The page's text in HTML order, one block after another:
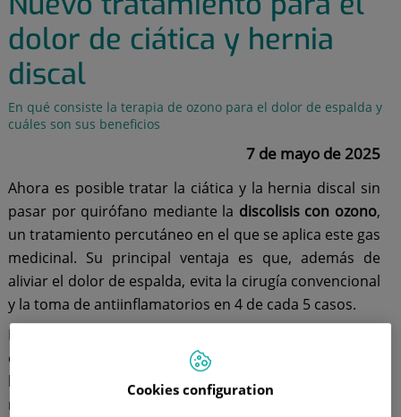
dolor de ciática y hernia
discal
En qué consiste la terapia de ozono para el dolor de espalda y
cuáles son sus beneficios
7 de mayo de 2025
Ahora es posible tratar la ciática y la hernia discal sin
pasar por quirófano mediante la discolisis con ozono,
un tratamiento percutáneo en el que se aplica este gas
medicinal. Su principal ventaja es que, además de
aliviar el dolor de espalda, evita la cirugía convencional
y la toma de antiinflamatorios en 4 de cada 5 casos.
En más detalle, el doctor
corresponsable de
Anestesiología y Reanimación
la
Unidad del Dolor del Hospital Quirónsalud Málaga
nos explica que "los
tratamientos percutáneos guiados
Cookies configuration